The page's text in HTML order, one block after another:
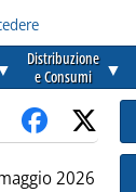
Distribuzione
e Consumi
▼
2026